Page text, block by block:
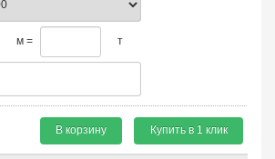
м = т
В корзину Купить в 1 клик